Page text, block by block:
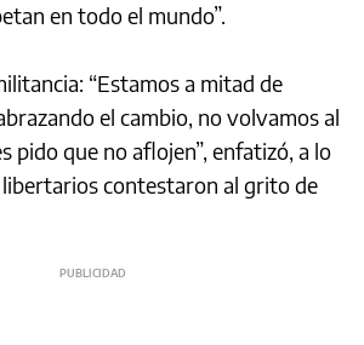
en todo el mundo”.
“Estamos a mitad de
el cambio, no volvamos al
pido que no aflojen”, enfatizó, a lo
contestaron al grito de